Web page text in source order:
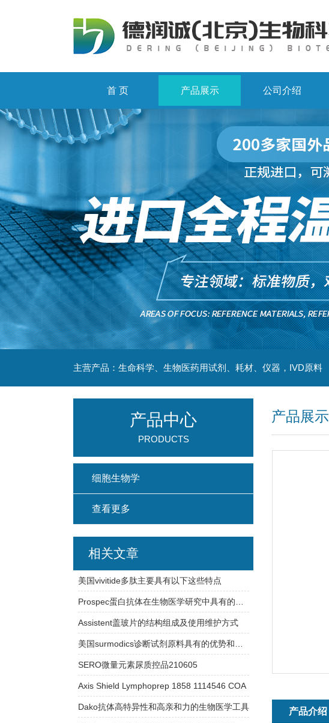
首 页 产品展示 公司介绍
主营产品：生命科学、生物医药用试剂、耗材、仪器，IVD原料
产品展示
产品介绍
产品中心
PRODUCTS
细胞生物学
查看更多
相关文章
美国vivitide多肽主要具有以下这些特点
Assistent盖玻片的结构组成及使用维护方式
SERO微量元素尿质控品210605
Axis Shield Lymphoprep 1858 1114546 COA
Dako抗体高特异性和高亲和力的生物医学工具